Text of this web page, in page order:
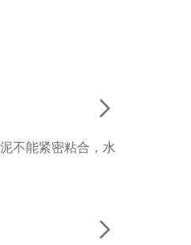

不能紧密粘合，水
